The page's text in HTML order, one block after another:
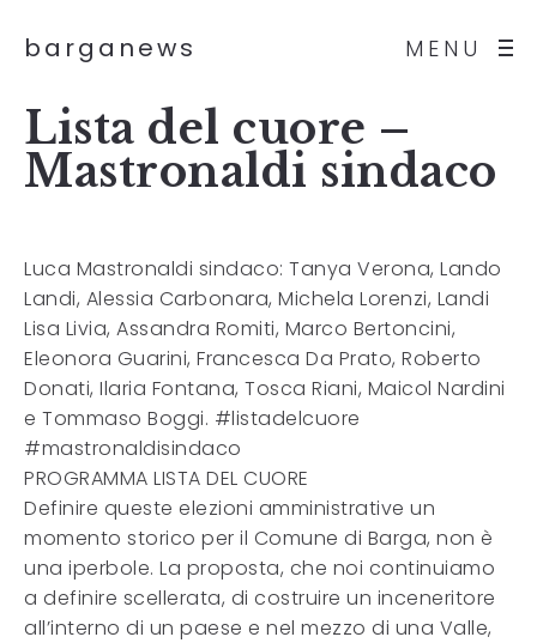
MENU
barganews
Lista del cuore –
Mastronaldi sindaco
Luca Mastronaldi sindaco: Tanya Verona, Lando
Landi, Alessia Carbonara, Michela Lorenzi, Landi
Lisa Livia, Assandra Romiti, Marco Bertoncini,
Eleonora Guarini, Francesca Da Prato, Roberto
Donati, Ilaria Fontana, Tosca Riani, Maicol Nardini
e Tommaso Boggi. #listadelcuore
#mastronaldisindaco
PROGRAMMA LISTA DEL CUORE
Definire queste elezioni amministrative un
momento storico per il Comune di Barga, non è
una iperbole. La proposta, che noi continuiamo
a definire scellerata, di costruire un inceneritore
all’interno di un paese e nel mezzo di una Valle,